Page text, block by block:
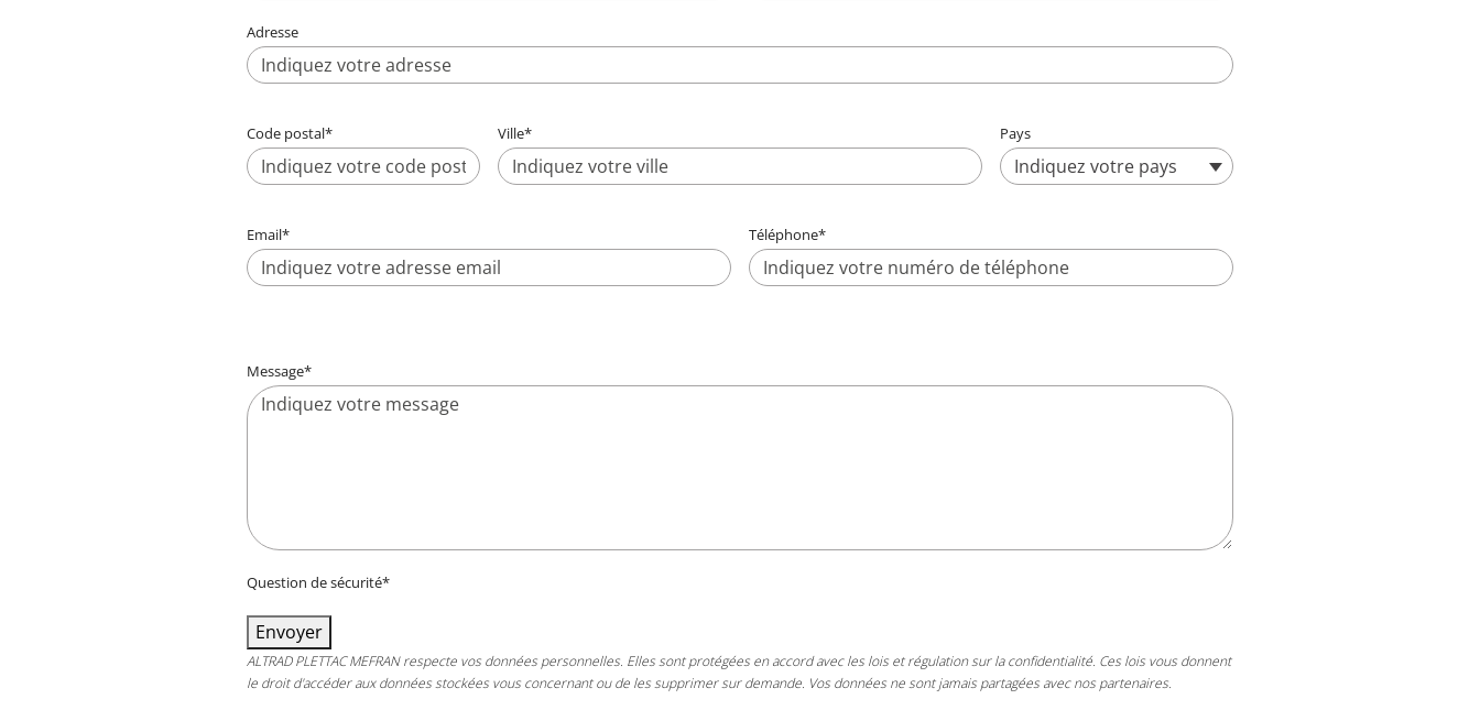
Adresse
Code postal* Ville* Pays
Indiquez votre pays
Email* Téléphone*
Message*
Question de sécurité*
Envoyer
ALTRAD PLETTAC MEFRANrespecte vos données personnelles. Elles sont protégées en accord avec les lois et régulation sur la confidentialité. Ces lois vous donnent
le droit d'accéder aux données stockées vous concernant ou de les supprimer sur demande. Vos données ne sont jamais partagées avec nos partenaires.